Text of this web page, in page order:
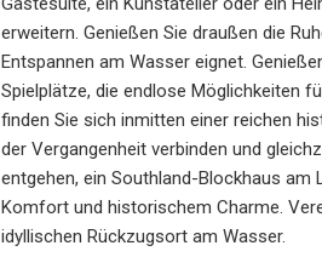
erweitern. Genießen Sie draußen die
Entspannen am Wasser eignet.
Spielplätze, die endlose Möglichkeiten
finden Sie sich inmitten einer reichen
der Vergangenheit verbinden und
entgehen, ein Southland-Blockhaus am
Komfort und historischem Charme.
idyllischen Rückzugsort am Wasser.